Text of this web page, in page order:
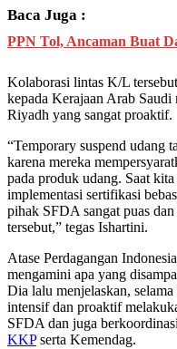
Baca Juga :
PPN Tol, Ancaman Buat
Kolaborasi lintas K/L
kepada Kerajaan Arab
Riyadh yang sangat proaktif.
“Temporary suspend udang
karena mereka
pada produk udang. Saat
implementasi sertifikasi
pihak SFDA sangat puas
tersebut,” tegas Ishartini.
Atase Perdagangan
mengamini apa yang
Dia lalu menjelaskan,
intensif dan proaktif
SFDA dan juga
KKPserta Kemendag.